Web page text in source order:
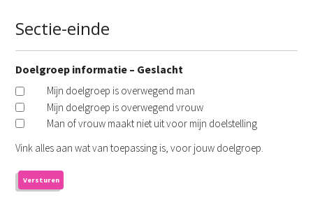
Sectie-einde
Doelgroep informatie – Geslacht
Mijn doelgroep is overwegend man
Mijn doelgroep is overwegend vrouw
Man of vrouw maakt niet uit voor mijn doelstelling
Vink alles aan wat van toepassing is, voor jouw doelgroep.
Versturen